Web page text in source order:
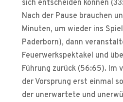
sich entscheiden können
Nach der Pause brauchen
Minuten, um wieder ins
Paderborn), dann
Feuerwerkspektakel und
Führung zurück (56:65). Im
der Vorsprung erst einmal
der unerwartete und